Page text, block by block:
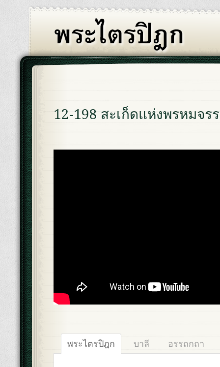
12-198 สะเก็ดแห่งพรหมจร
พระไตรปิฎก บาลี อรรถกถา